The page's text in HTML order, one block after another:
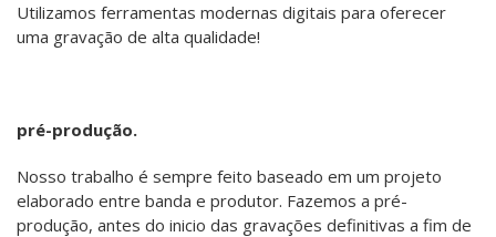
Utilizamos ferramentas modernas digitais para oferecer
uma gravação de alta qualidade!
pré-produção.
Nosso trabalho é sempre feito baseado em um projeto
elaborado entre banda e produtor. Fazemos a pré-
produção, antes do inicio das gravações definitivas a fim de